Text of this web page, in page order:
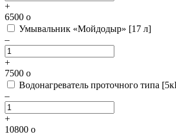
+
6500 o
Умывальник «Мойдодыр» [17 л]
–
+
7500 o
Водонагреватель проточного типа
–
+
10800 o